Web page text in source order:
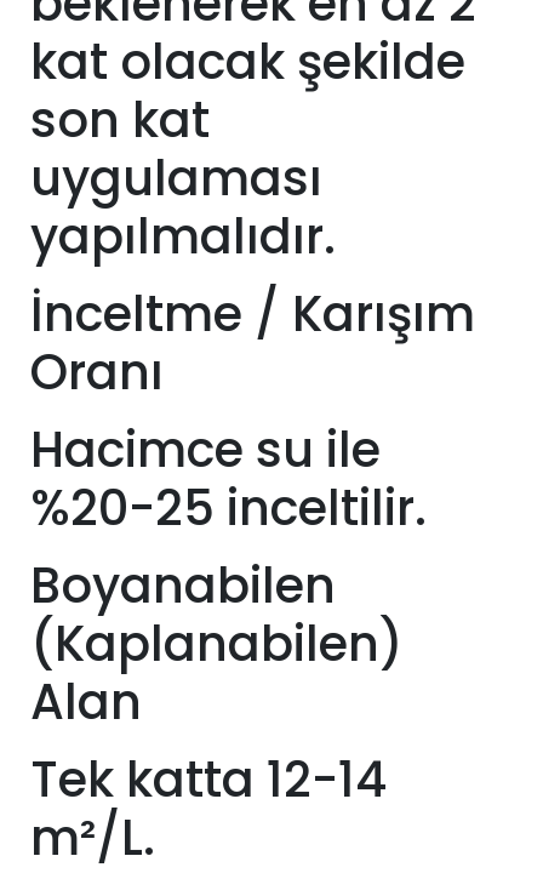
kat olacak şekilde
son kat
uygulaması
yapılmalıdır.
İnceltme / Karışım
Oranı
Hacimce su ile
%20-25 inceltilir.
Boyanabilen
(Kaplanabilen)
Alan
Tek katta 12-14
m²/L.